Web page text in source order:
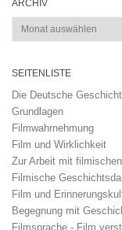
ARCHIV
Archiv
SEITENLISTE
Die Deutsche
Grundlagen
Filmwahrnehmung
Film und Wirklichkeit
Zur Arbeit mit
Filmische
Film und
Begegnung mit
Filmsprache - Film